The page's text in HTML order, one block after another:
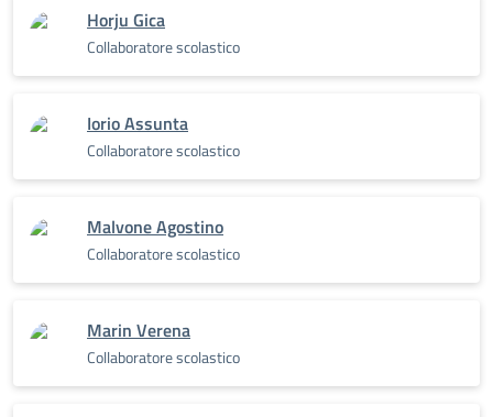
Horju Gica
Collaboratore scolastico
Iorio Assunta
Collaboratore scolastico
Malvone Agostino
Collaboratore scolastico
Marin Verena
Collaboratore scolastico